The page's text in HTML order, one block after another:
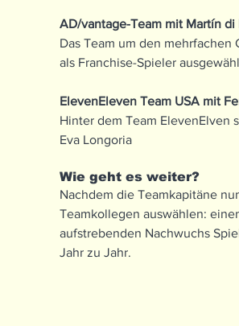
AD/vantage-Team mit Martín
Das Team um den
als Franchise-Spieler
ElevenEleven Team USA mit
Hinter dem Team ElevenElven
Eva Longoria
Wie geht es weiter?
Nachdem die Teamkapitäne
Teamkollegen auswählen:
aufstrebenden Nachwuchs
Jahr zu Jahr.